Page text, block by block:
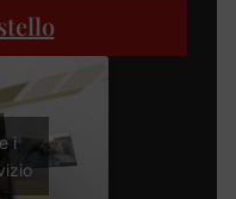
i